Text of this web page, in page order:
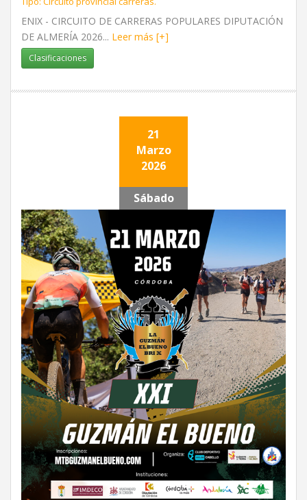
ENIX - CIRCUITO DE CARRERAS POPULARES DIPUTACIÓN
DE ALMERÍA 2026... Leer más [+]
Clasificaciones
21
Marzo
2026
Sábado